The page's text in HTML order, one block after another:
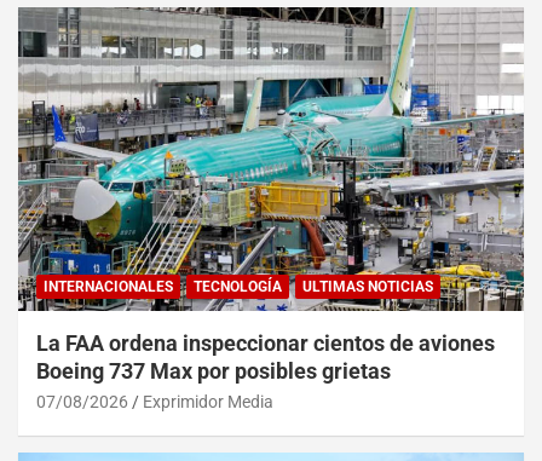
INTERNACIONALES TECNOLOGÍA ULTIMAS NOTICIAS
La FAA ordena inspeccionar cientos de aviones
Boeing 737 Max por posibles grietas
07/08/2026 Exprimidor Media